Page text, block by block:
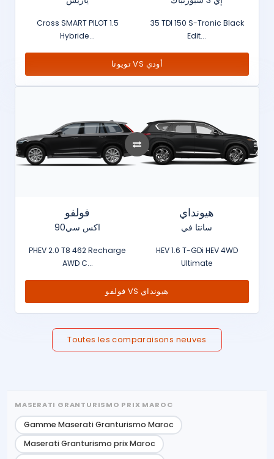
Cross SMART PILOT 1.5
Hybride...
35 TDI 150 S-Tronic Black
Edit...
تويوتا VS أودي
فولفو
اكس سي90
PHEV 2.0 T8 462 Recharge
AWD C...
هيونداي
سانتا في
HEV 1.6 T-GDi HEV 4WD
Ultimate
فولفو VS هيونداي
Toutes les comparaisons neuves
MASERATI GRANTURISMO PRIX MAROC
Gamme Maserati Granturismo Maroc
Maserati Granturismo prix Maroc